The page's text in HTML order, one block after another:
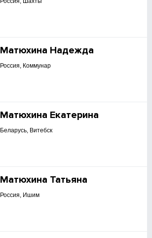
Матюхина Надежда
Россия, Коммунар
Матюхина Екатерина
Беларусь, Витебск
Матюхина Татьяна
Россия, Ишим